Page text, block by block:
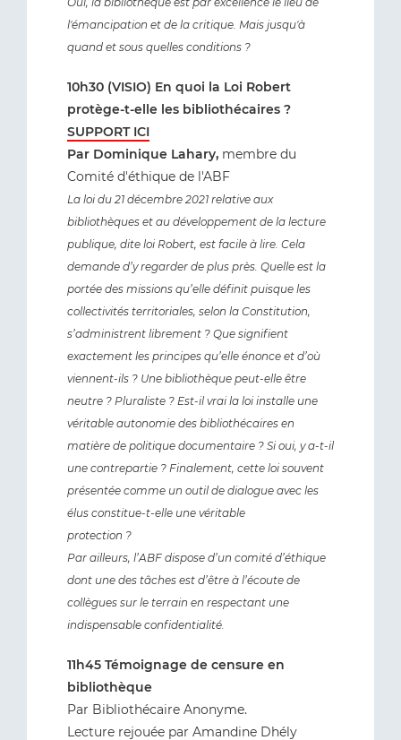
l'émancipation et de la critique. Mais jusqu'à
quand et sous quelles conditions ?
10h30 (VISIO) En quoi la Loi Robert
protège-t-elle les bibliothécaires ?
SUPPORT ICI
Par Dominique Lahary, membre du
Comité d'éthique de l'ABF
La loi du 21 décembre 2021 relative aux
bibliothèques et au développement de la lecture
publique, dite loi Robert, est facile à lire. Cela
demande d’y regarder de plus près. Quelle est la
portée des missions qu’elle définit puisque les
collectivités territoriales, selon la Constitution,
s’administrent librement ? Que signifient
exactement les principes qu’elle énonce et d’où
viennent-ils ? Une bibliothèque peut-elle être
neutre ? Pluraliste ? Est-il vrai la loi installe une
véritable autonomie des bibliothécaires en
matière de politique documentaire ? Si oui, y a-t-il
une contrepartie ? Finalement, cette loi souvent
présentée comme un outil de dialogue avec les
élus constitue-t-elle une véritable
protection ?
Par ailleurs, l’ABF dispose d’un comité d’éthique
dont une des tâches est d’être à l’écoute de
collègues sur le terrain en respectant une
indispensable confidentialité.
11h45 Témoignage de censure en
bibliothèque
Par Bibliothécaire Anonyme.
Lecture rejouée par Amandine Dhély